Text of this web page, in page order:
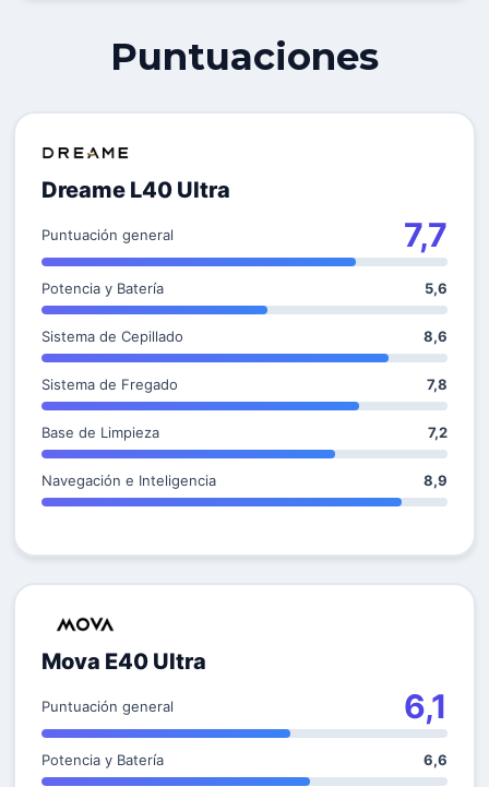
Puntuaciones
Dreame L40 Ultra
Puntuación general 7,7
Potencia y Batería 5,6
Sistema de Cepillado 8,6
Sistema de Fregado 7,8
Base de Limpieza 7,2
Navegación e Inteligencia 8,9
Mova E40 Ultra
Puntuación general 6,1
Potencia y Batería 6,6